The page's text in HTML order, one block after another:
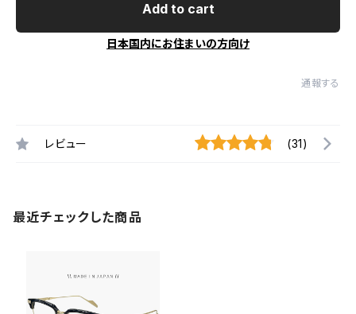
Add to cart
日本国内にお住まいの方向け
通報する
レビュー (31)
最近チェックした商品